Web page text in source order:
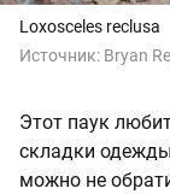
Loxosceles reclusa
Источник: Bryan
Этот паук
складки
можно не